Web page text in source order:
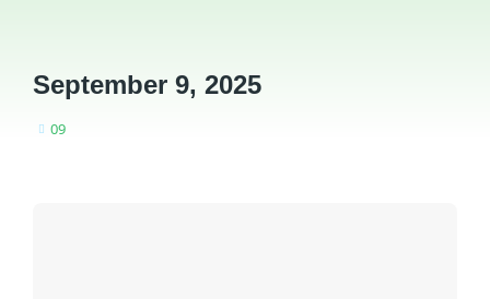
September 9, 2025
You are here:
09